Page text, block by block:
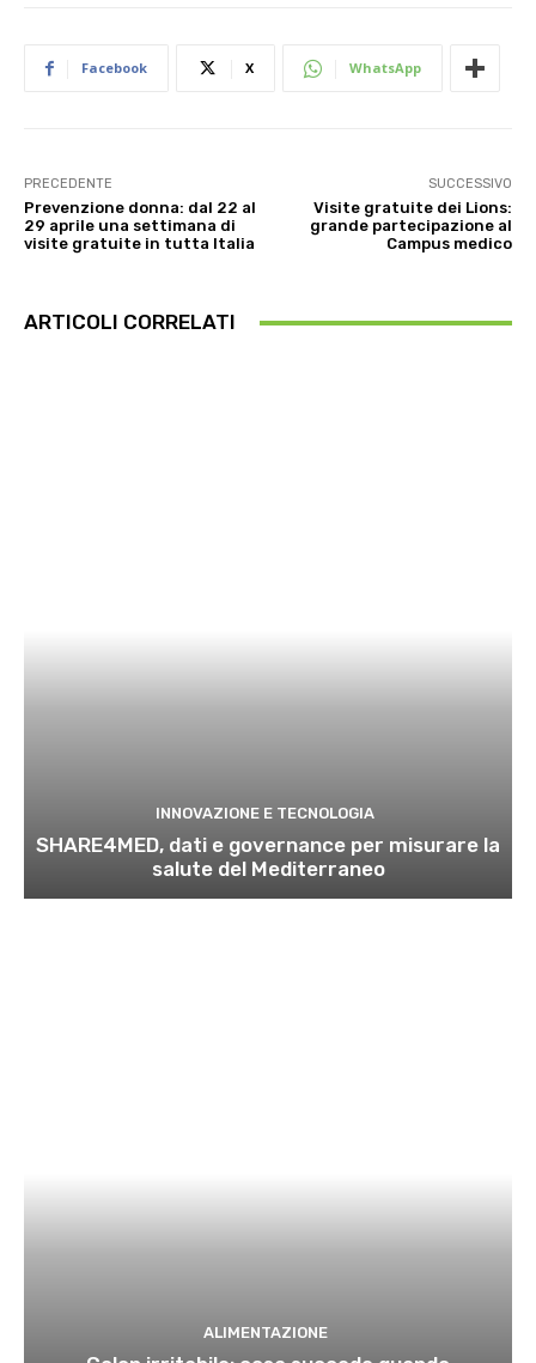
Facebook X WhatsApp
PRECEDENTE
Prevenzione donna: dal 22 al
29 aprile una settimana di
visite gratuite in tutta Italia
SUCCESSIVO
Visite gratuite dei Lions:
grande partecipazione al
Campus medico
ARTICOLI CORRELATI
INNOVAZIONE E TECNOLOGIA
SHARE4MED, dati e governance per misurare la
salute del Mediterraneo
ALIMENTAZIONE